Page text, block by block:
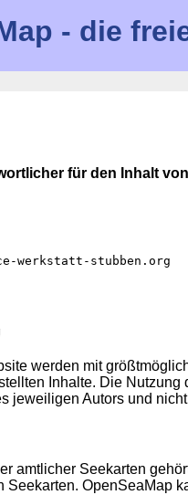
- die
für den Inhalt
werkstatt-stubben.org
werden mit
Inhalte. Die
jeweiligen Autors und
amtlicher Seekarten
Seekarten. OpenSeaMap